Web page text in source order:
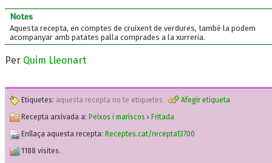
Notes
Aquesta recepta, en comptes de cruixent de verdures, també la podem
acompanyar amb patates palla comprades a la xurreria.
Per Quim Lleonart
Etiquetes: aquesta recepta no te etiquetes
Afegir etiqueta
Recepta arxivada a: Peixos i mariscos › Fritada
Enllaça aquesta recepta: Receptes.cat/recepta13700
1188 visites.